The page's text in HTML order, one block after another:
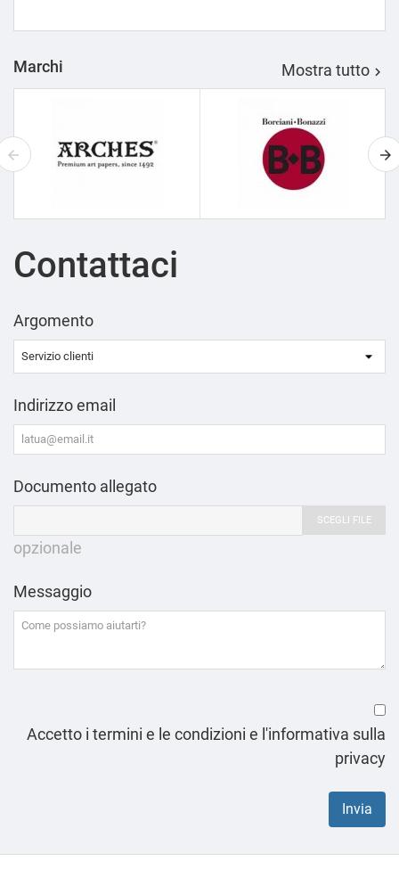
Marchi Mostra tutto 
Contattaci
Argomento
Indirizzo email
Documento allegato
SCEGLI FILE
opzionale
Messaggio
Accetto i termini e le condizioni e l'informativa sulla
privacy